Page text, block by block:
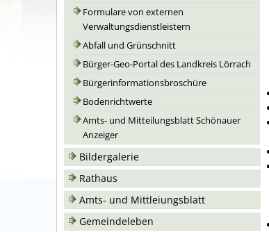
Formulare von externen
Verwaltungsdienstleistern
Abfall und Grünschnitt
Bürger-Geo-Portal des Landkreis Lörrach
Bürgerinformationsbroschüre
Bodenrichtwerte
Amts- und Mitteilungsblatt Schönauer
Anzeiger
Bildergalerie
Rathaus
Amts- und Mittleiungsblatt
Gemeindeleben